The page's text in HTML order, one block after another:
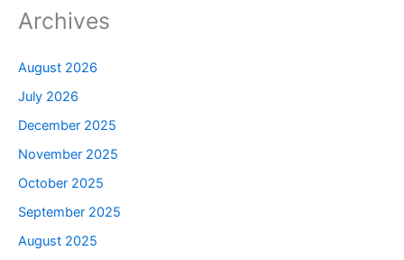
Archives
August 2026
July 2026
December 2025
November 2025
October 2025
September 2025
August 2025